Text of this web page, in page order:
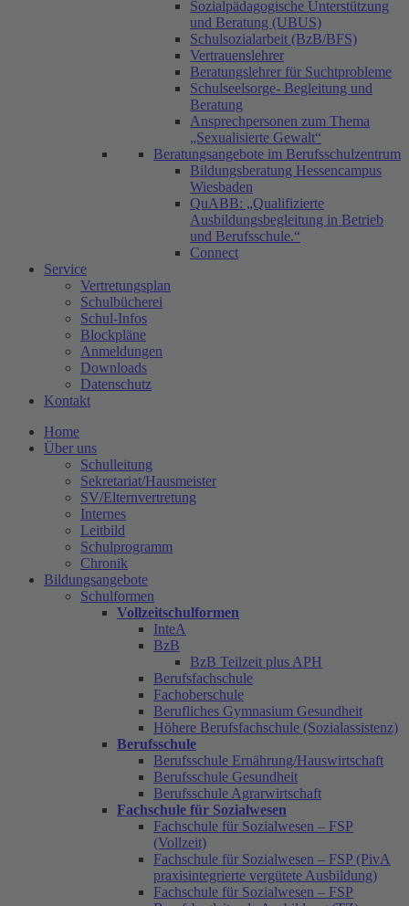
Sozialpädagogische Unterstützung
und Beratung (UBUS)
Schulsozialarbeit (BzB/BFS)
Vertrauenslehrer
Beratungslehrer für Suchtprobleme
Schulseelsorge- Begleitung und
Beratung
Ansprechpersonen zum Thema
„Sexualisierte Gewalt“
Beratungsangebote im Berufsschulzentrum
Bildungsberatung Hessencampus
Wiesbaden
QuABB: „Qualifizierte
Ausbildungsbegleitung in Betrieb
und Berufsschule.“
Connect
Service
Vertretungsplan
Schulbücherei
Schul-Infos
Blockpläne
Anmeldungen
Downloads
Datenschutz
Kontakt
Home
Über uns
Schulleitung
Sekretariat/Hausmeister
SV/Elternvertretung
Internes
Leitbild
Schulprogramm
Chronik
Bildungsangebote
Schulformen
Vollzeitschulformen
InteA
BzB
BzB Teilzeit plus APH
Berufsfachschule
Fachoberschule
Berufliches Gymnasium Gesundheit
Höhere Berufsfachschule (Sozialassistenz)
Berufsschule
Berufsschule Ernährung/Hauswirtschaft
Berufsschule Gesundheit
Berufsschule Agrarwirtschaft
Fachschule für Sozialwesen
Fachschule für Sozialwesen – FSP
(Vollzeit)
Fachschule für Sozialwesen – FSP (PivA
praxisintegrierte vergütete Ausbildung)
Fachschule für Sozialwesen – FSP